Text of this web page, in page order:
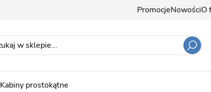
PromocjeNowościO
Kabiny prostokątne